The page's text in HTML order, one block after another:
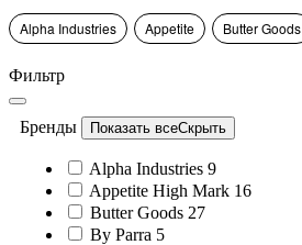
Alpha Industries Appetite Butter Goods
Фильтр
Бренды Показать всеСкрыть
Alpha Industries 9
Appetite High Mark 16
Butter Goods 27
By Parra 5